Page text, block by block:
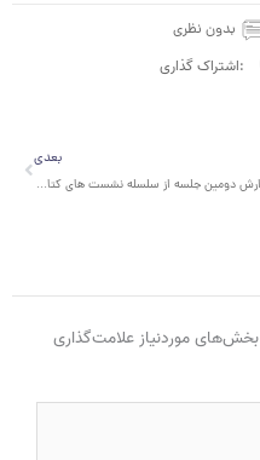
بدون نظری
بعدی
گزارش دومین جلسه از سلسله نشست های کتابخانه انسانی؛ ‌تجربه زیسته زنان پناهنده در ایران
بخش‌های موردنیاز علامت‌گذاری